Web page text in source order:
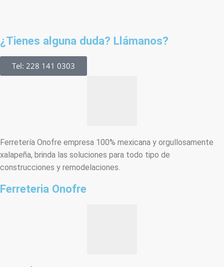
¿Tienes alguna duda? Llámanos?
Tel: 228 141 0303
Ferretería Onofre empresa 100% mexicana y orgullosamente
xalapeña, brinda las soluciones para todo tipo de
construcciones y remodelaciones.
Ferreteria Onofre